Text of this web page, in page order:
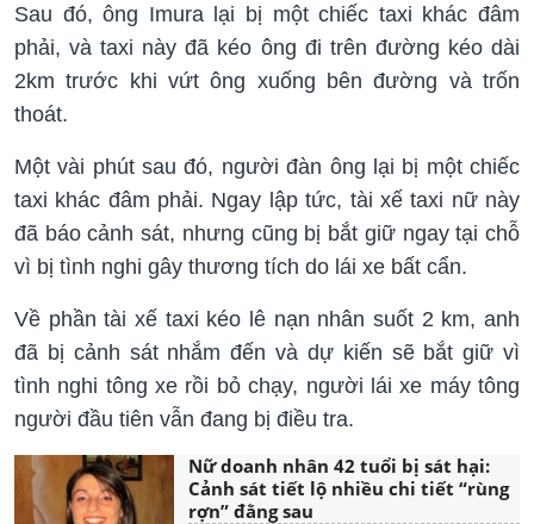
Sau đó, ông Imura lại bị một chiếc taxi khác đâm
phải, và taxi này đã kéo ông đi trên đường kéo dài
2km trước khi vứt ông xuống bên đường và trốn
thoát.
Một vài phút sau đó, người đàn ông lại bị một chiếc
taxi khác đâm phải. Ngay lập tức, tài xế taxi nữ này
đã báo cảnh sát, nhưng cũng bị bắt giữ ngay tại chỗ
vì bị tình nghi gây thương tích do lái xe bất cẩn.
Về phần tài xế taxi kéo lê nạn nhân suốt 2 km, anh
đã bị cảnh sát nhắm đến và dự kiến ​​sẽ bắt giữ vì
tình nghi tông xe rồi bỏ chạy, người lái xe máy tông
người đầu tiên vẫn đang bị điều tra.
Nữ doanh nhân 42 tuổi bị sát hại:
Cảnh sát tiết lộ nhiều chi tiết “rùng
rợn” đằng sau